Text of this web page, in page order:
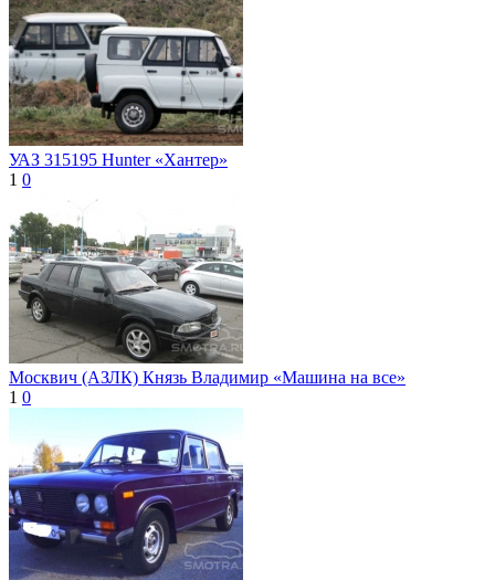
УАЗ 315195 Hunter «Хантер»
1 0
Москвич (АЗЛК) Князь Владимир «Машина на все»
1 0